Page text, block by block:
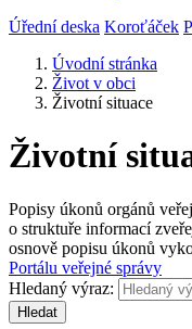
Úřední deska Koroťáček
Úvodní stránka
Život v obci
Životní situace
Životní
Popisy úkonů orgánů
o struktuře informací
osnově popisu úkonů
Portálu veřejné správy
Hledaný výraz:
Hledat